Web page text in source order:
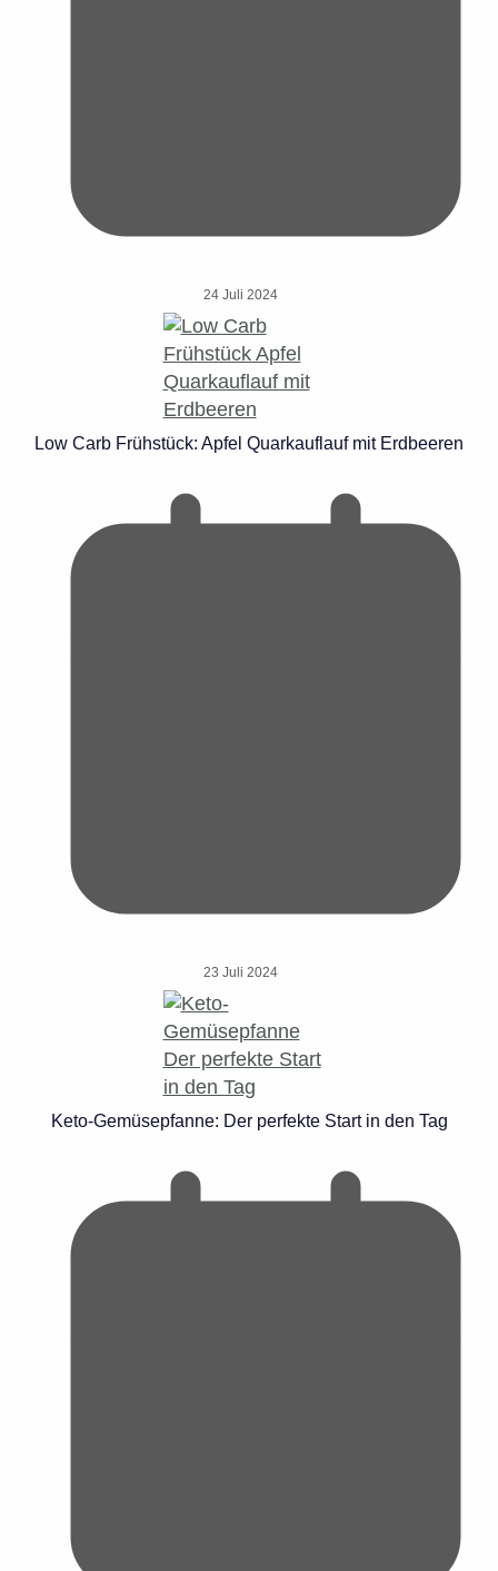
24 Juli 2024
Low Carb Frühstück: Apfel Quarkauflauf mit Erdbeeren
23 Juli 2024
Keto-Gemüsepfanne: Der perfekte Start in den Tag